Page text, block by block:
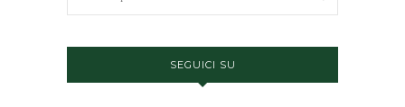
SEGUICI SU